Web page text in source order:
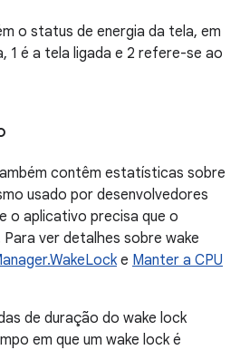
o status de energia da tela, em
1 é a tela ligada e 2 refere-se ao
contêm estatísticas sobre
usado por desenvolvedores
o aplicativo precisa que o
ver detalhes sobre wake
e Manter a CPU
de duração do wake lock
em que um wake lock é